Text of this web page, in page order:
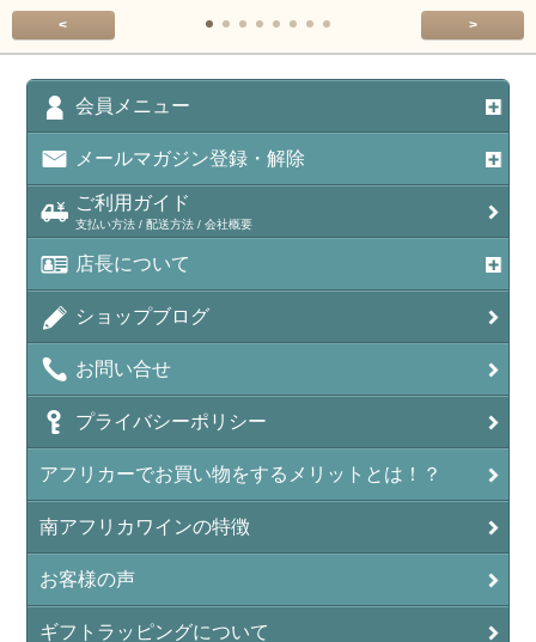
< >
会員メニュー
メールマガジン登録・解除
ご利用ガイド
支払い方法 / 配送方法 / 会社概要
店長について
ショップブログ
お問い合せ
プライバシーポリシー
アフリカーでお買い物をするメリットとは！？
南アフリカワインの特徴
お客様の声
ギフトラッピングについて